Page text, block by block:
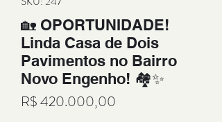
🏡 OPORTUNIDADE!
Linda Casa de Dois
Pavimentos no Bairro
Novo Engenho! 🏘️✨
R$ 420.000,00